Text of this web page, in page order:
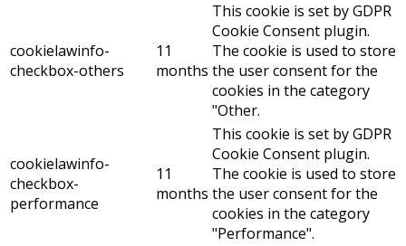
cookielawinfo-
checkbox-others
11
months
This cookie is set by GDPR
Cookie Consent plugin.
The cookie is used to store
the user consent for the
cookies in the category
"Other.
cookielawinfo-
checkbox-
performance
11
months
This cookie is set by GDPR
Cookie Consent plugin.
The cookie is used to store
the user consent for the
cookies in the category
"Performance".